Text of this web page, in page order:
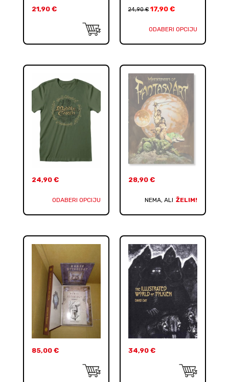
21,90 € 24,90€ 17,90 €
ODABERI OPCIJU
24,90 €
ODABERI OPCIJU
28,90 €
NEMA, ALI ŽELIM!
85,00 € 34,90 €